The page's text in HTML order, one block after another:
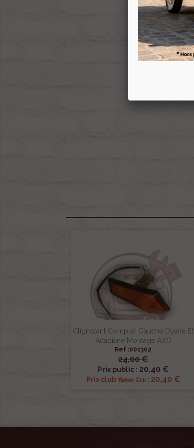
Clignotant Complet Gauche Dyane Et
Acadiane Montage AXO
Ref :001302
24,00 €
Prix public : 20,40 €
Prix club Renov 2cv: 20,40 €
 Aperçu rapide